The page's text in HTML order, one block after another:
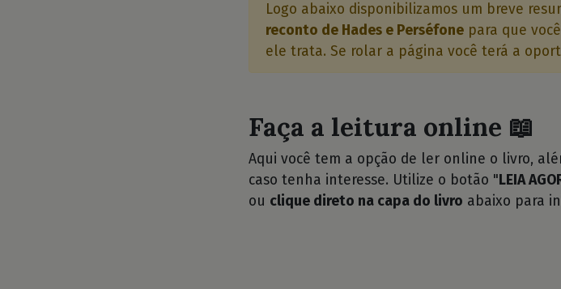
Logo abaixo disponibilizamos um breve
reconto de Hades e Perséfone para que
ele trata. Se rolar a página você terá a
Faça a leitura online 📖
Aqui você tem a opção de ler online o livro,
caso tenha interesse. Utilize o botão " LEIA
ou clique direto na capa do livro abaixo para